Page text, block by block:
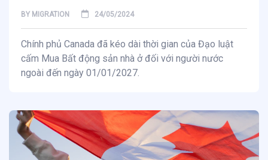
BY MIGRATION 24/05/2024
Chính phủ Canada đã kéo dài thời gian của Đạo luật
cấm Mua Bất động sản nhà ở đối với người nước
ngoài đến ngày 01/01/2027.